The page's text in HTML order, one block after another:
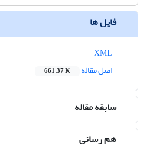
فایل ها
اصل مقاله
661.37 K
سابقه مقاله
هم رسانی